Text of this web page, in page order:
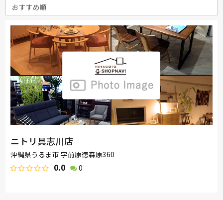
ニトリ具志川店
沖縄県うるま市 字前原徳森原360
0.0 0